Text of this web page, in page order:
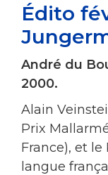
Édito
André du
2000.
Alain
Prix
France), et le
langue